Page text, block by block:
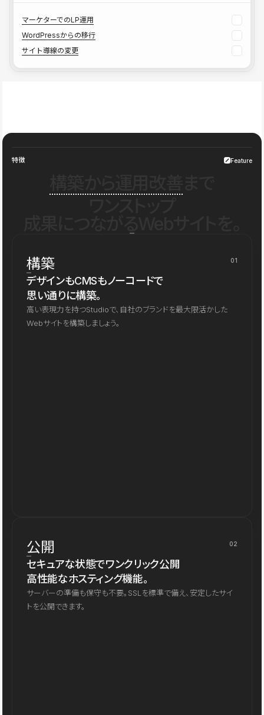
マーケターでのLP運用
WordPressからの移行
サイト導線の変更
特徴 Feature
構築 01
デザインもCMSもノーコードで
思い通りに構築。
高い表現力を持つStudioで、自社のブランドを最大限活かした
Webサイトを構築しましょう。
公開 02
セキュアな状態でワンクリック公開
高性能なホスティング機能。
サーバーの準備も保守も不要。SSLを標準で備え、安定したサイ
トを公開できます。